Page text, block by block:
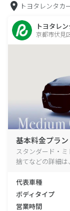
トヨタレンタカ
トヨタレ
京都市伏見
基本料金プラン
スタンダード・
捨てなどの詳細は
代表車種
ボディタイプ
営業時間